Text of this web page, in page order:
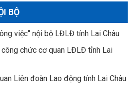
BỘ
việc" nội bộ LĐLĐ tỉnh Lai Châu
công chức cơ quan LĐLĐ tỉnh Lai
Liên đoàn Lao động tỉnh Lai Châu